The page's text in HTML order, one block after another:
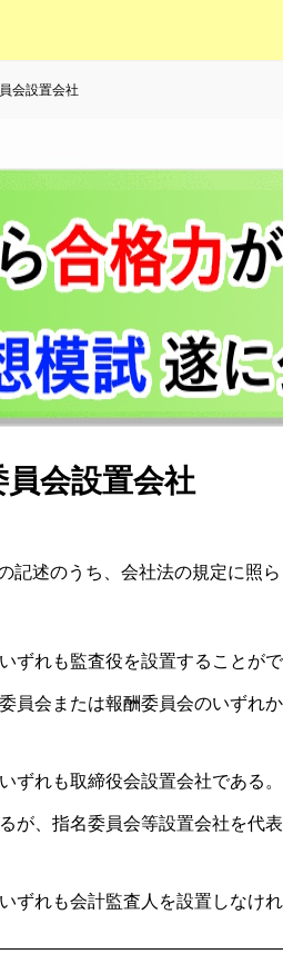
会設置会社
会設置会社
記述のうち、会社法の規定に照
ずれも監査役を設置することがで
員会または報酬委員会のいずれ
ずれも取締役会設置会社である。
が、指名委員会等設置会社を代
ずれも会計監査人を設置しなけれ